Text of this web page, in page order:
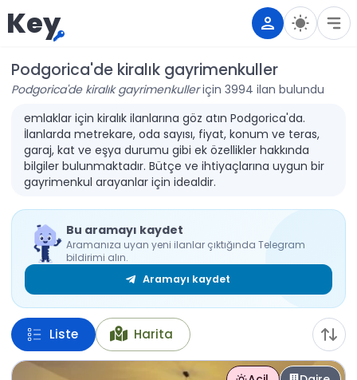
Key
Podgorica'de kiralık gayrimenkuller
Podgorica'de kiralık gayrimenkulleriçin 3994 ilan bulundu
emlaklar için kiralık ilanlarına göz atın Podgorica'da.
İlanlarda metrekare, oda sayısı, fiyat, konum ve teras,
garaj, kat ve eşya durumu gibi ek özellikler hakkında
bilgiler bulunmaktadır. Bütçe ve ihtiyaçlarına uygun bir
gayrimenkul arayanlar için idealdir.
Bu aramayı kaydet
Aramanıza uyan yeni ilanlar çıktığında Telegram
bildirimi alın.
Aramayı kaydet
Liste Harita